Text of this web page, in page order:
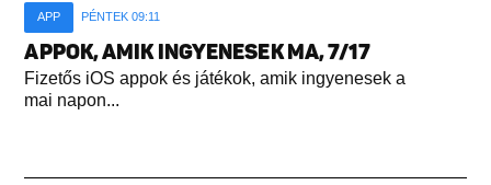
APP PÉNTEK 09:11
APPOK, AMIK INGYENESEK MA, 7/17
Fizetős iOS appok és játékok, amik ingyenesek a
mai napon...